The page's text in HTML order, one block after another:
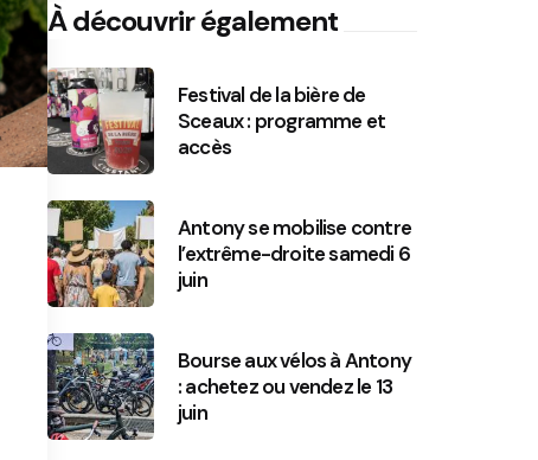
À découvrir également
Festival de la bière de
Sceaux : programme et
accès
Antony se mobilise contre
l’extrême-droite samedi 6
juin
Bourse aux vélos à Antony
: achetez ou vendez le 13
juin